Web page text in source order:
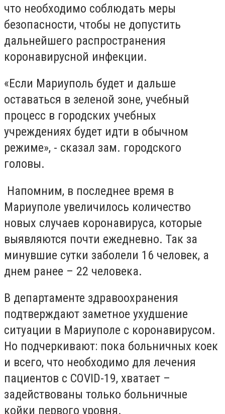
что необходимо соблюдать меры
безопасности, чтобы не допустить
дальнейшего распространения
коронавирусной инфекции.
«Если Мариуполь будет и дальше
оставаться в зеленой зоне, учебный
процесс в городских учебных
учреждениях будет идти в обычном
режиме», - сказал зам. городского
головы.
Напомним, в последнее время в
Мариуполе увеличилось количество
новых случаев коронавируса, которые
выявляются почти ежедневно. Так за
минувшие сутки заболели 16 человек, а
днем ранее – 22 человека.
В департаменте здравоохранения
подтверждают заметное ухудшение
ситуации в Мариуполе с коронавирусом.
Но подчеркивают: пока больничных коек
и всего, что необходимо для лечения
пациентов с COVID-19, хватает –
задействованы только больничные
койки первого уровня.